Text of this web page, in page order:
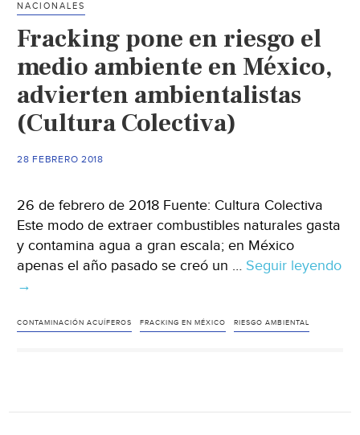
(El
sudcaliforniano)
NACIONALES
Fracking pone en riesgo el
medio ambiente en México,
advierten ambientalistas
(Cultura Colectiva)
28 FEBRERO 2018
26 de febrero de 2018 Fuente: Cultura Colectiva
Este modo de extraer combustibles naturales gasta
y contamina agua a gran escala; en México
apenas el año pasado se creó un … Seguir leyendo
Fracking
en
→
CONTAMINACIÓN ACUÍFEROS FRACKING EN MÉXICO RIESGO AMBIENTAL